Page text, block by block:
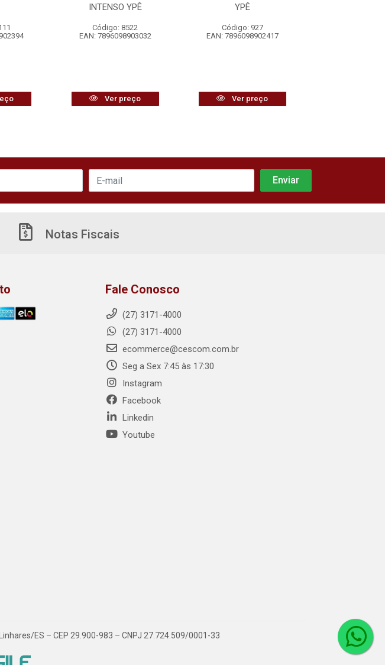
INTENSO YPÊ
Código: 8522
EAN: 7896098903032
Ver preço
YPÊ
Código: 927
EAN: 7896098902417
Ver preço
Notas Fiscais
Fale Conosco
(27) 3171-4000
(27) 3171-4000
ecommerce@cescom.com.br
Seg a Sex 7:45 às 17:30
Instagram
Facebook
Linkedin
Youtube
ES – CEP 29.900-983 – CNPJ 27.724.509/0001-33